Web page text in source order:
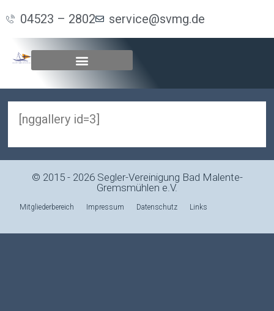
04523 – 2802 service@svmg.de
[nggallery id=3]
© 2015 - 2026 Segler-Vereinigung Bad Malente-
Gremsmühlen e.V.
Mitgliederbereich Impressum Datenschutz Links